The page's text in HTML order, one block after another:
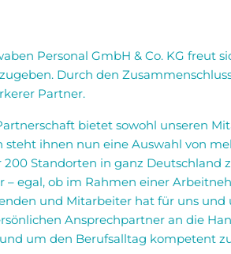
Personal GmbH & Co. KG freut
Durch den
Partner.
bietet sowohl unseren
steht ihnen nun eine Auswahl von
200 Standorten in ganz Deutschland
– egal, ob im Rahmen einer
und Mitarbeiter hat für uns
Ansprechpartner an die
um den Berufsalltag kompetent